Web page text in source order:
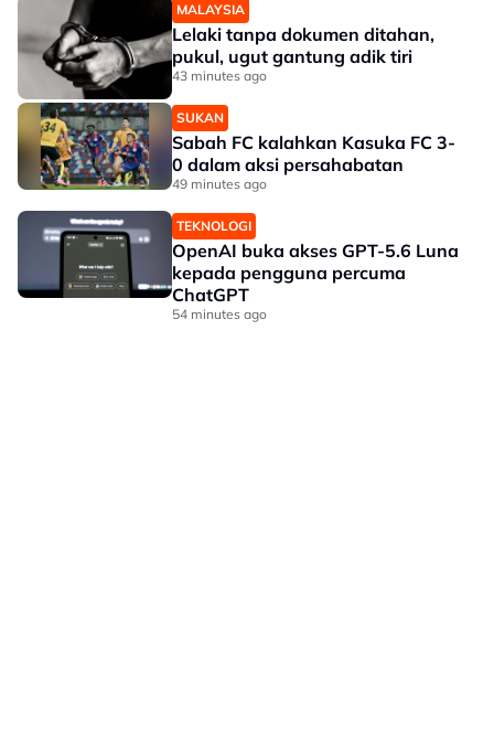
MALAYSIA
Lelaki tanpa dokumen ditahan,
pukul, ugut gantung adik tiri
43 minutes ago
SUKAN
Sabah FC kalahkan Kasuka FC 3-
0 dalam aksi persahabatan
49 minutes ago
TEKNOLOGI
OpenAI buka akses GPT-5.6 Luna
kepada pengguna percuma
ChatGPT
54 minutes ago